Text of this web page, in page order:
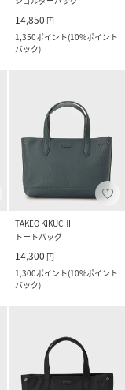
14,850 円
1,350ポイント(10%ポイント
バック)
TAKEO KIKUCHI
トートバッグ
14,300 円
1,300ポイント(10%ポイント
バック)